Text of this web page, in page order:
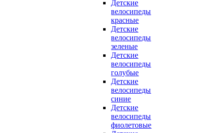
Детские
велосипеды
красные
Детские
велосипеды
зеленые
Детские
велосипеды
голубые
Детские
велосипеды
синие
Детские
велосипеды
фиолетовые